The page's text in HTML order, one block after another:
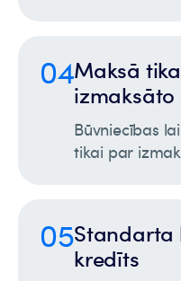
04Maksā
izmaksāto
Būvniecības
tikai par
05Standarta
kredīts